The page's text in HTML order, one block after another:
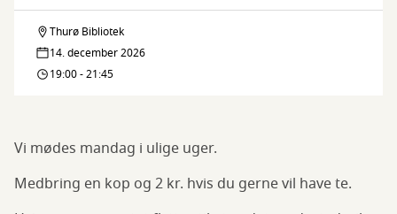
nåle
Thurø
pinde
Thurø Bibliotek
14. december 2026
19:00 - 21:45
Vi mødes mandag i ulige uger.
Medbring en kop og 2 kr. hvis du gerne vil have te.